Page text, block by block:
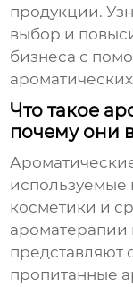
продукции.
выбор и
бизнеса с
Что такое
почему они
используемые
косметики и
ароматерапии
представляют
пропитанные